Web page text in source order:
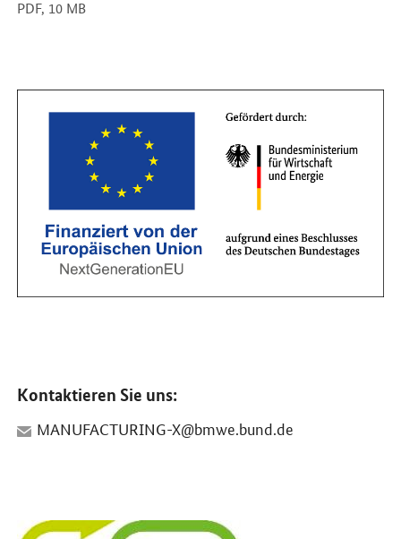
PDF, 10 MB
Kontaktieren Sie uns:
MANUFACTURING-X@bmwe.bund.de